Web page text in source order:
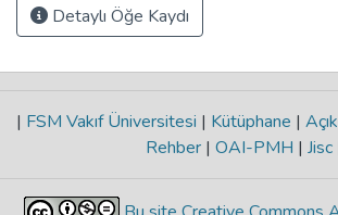
Detaylı Öğe Kaydı
| FSM Vakıf Üniversitesi | Kütüphane |
Rehber | OAI-PMH | Jisc